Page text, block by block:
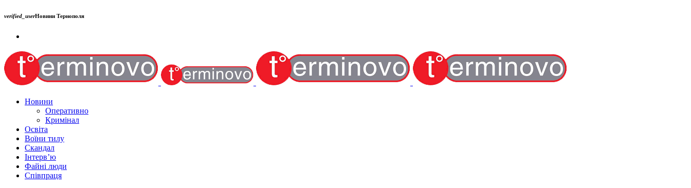
verified_userНовини Тернополя
Новини
Оперативно
Кримінал
Освіта
Воїни тилу
Скандал
Інтерв’ю
Файні люди
Співпраця